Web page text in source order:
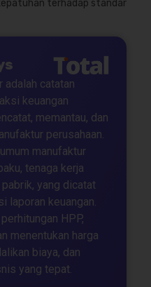
terhadap standar
adalah catatan
keuangan
memantau, dan
perusahaan.
manufaktur
tenaga kerja
pabrik, yang dicatat
laporan keuangan.
HPP,
menentukan harga
biaya, dan
yang tepat.